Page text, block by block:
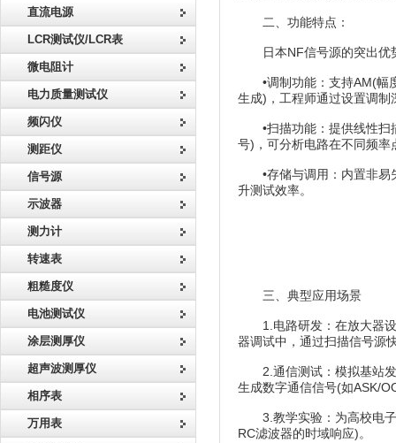
直流电源
LCR测试仪/LCR表
微电阻计
电力质量测试仪
频闪仪
测距仪
信号源
示波器
测力计
转速表
粗糙度仪
电池测试仪
涂层测厚仪
超声波测厚仪
相序表
万用表
二、功能特点：
日本NF信号源的突出优
•调制功能：支持AM(幅度
生成)，工程师通过设置调
•扫描功能：提供线性扫
号)，可分析电路在不同频
•存储与调用：内置非易
升测试效率。
三、典型应用场景
1.电路研发：在放大器设
器调试中，通过扫描信号源
2.通信测试：模拟基站发
生成数字通信信号(如ASK/
3.教学实验：为高校电子
RC滤波器的时域响应)。